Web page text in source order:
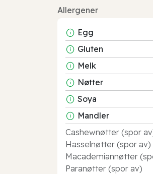
Allergener
Egg
Gluten
Melk
Nøtter
Soya
Mandler
Cashewnøtter (spor
Hasselnøtter (spor av)
Macademiannøtter
Paranøtter (spor av)